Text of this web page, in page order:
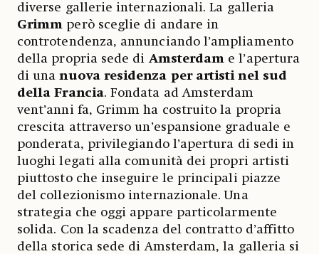
diverse gallerie internazionali. La galleria
Grimm però sceglie di andare in
controtendenza, annunciando l’ampliamento
della propria sede di Amsterdam e l’apertura
di una nuova residenza per artisti nel sud
della Francia. Fondata ad Amsterdam
vent’anni fa, Grimm ha costruito la propria
crescita attraverso un’espansione graduale e
ponderata, privilegiando l’apertura di sedi in
luoghi legati alla comunità dei propri artisti
piuttosto che inseguire le principali piazze
del collezionismo internazionale. Una
strategia che oggi appare particolarmente
solida. Con la scadenza del contratto d’affitto
della storica sede di Amsterdam, la galleria si